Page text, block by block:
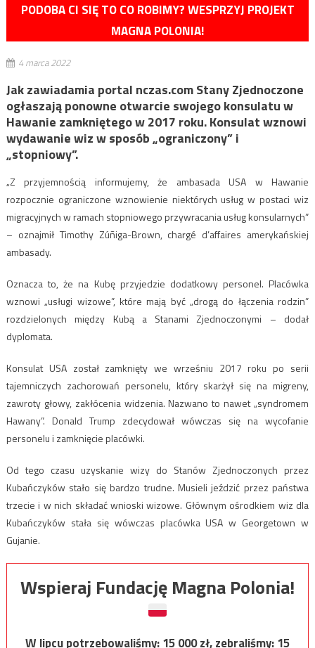
PODOBA CI SIĘ TO CO ROBIMY? WESPRZYJ PROJEKT
MAGNA POLONIA!
4 marca 2022
Jak zawiadamia portal nczas.com Stany Zjednoczone
ogłaszają ponowne otwarcie swojego konsulatu w
Hawanie zamkniętego w 2017 roku. Konsulat wznowi
wydawanie wiz w sposób „ograniczony” i
„stopniowy”.
„Z przyjemnością informujemy, że ambasada USA w Hawanie
rozpocznie ograniczone wznowienie niektórych usług w postaci wiz
migracyjnych w ramach stopniowego przywracania usług konsularnych”
– oznajmił Timothy Zúñiga-Brown, chargé d’affaires amerykańskiej
ambasady.
Oznacza to, że na Kubę przyjedzie dodatkowy personel. Placówka
wznowi „usługi wizowe”, które mają być „drogą do łączenia rodzin”
rozdzielonych między Kubą a Stanami Zjednoczonymi – dodał
dyplomata.
Konsulat USA został zamknięty we wrześniu 2017 roku po serii
tajemniczych zachorowań personelu, który skarżył się na migreny,
zawroty głowy, zakłócenia widzenia. Nazwano to nawet „syndromem
Hawany”. Donald Trump zdecydował wówczas się na wycofanie
personelu i zamknięcie placówki.
Od tego czasu uzyskanie wizy do Stanów Zjednoczonych przez
Kubańczyków stało się bardzo trudne. Musieli jeździć przez państwa
trzecie i w nich składać wnioski wizowe. Głównym ośrodkiem wiz dla
Kubańczyków stała się wówczas placówka USA w Georgetown w
Gujanie.
Wspieraj Fundację Magna Polonia!
W lipcu potrzebowaliśmy:15 000zł, zebraliśmy:15